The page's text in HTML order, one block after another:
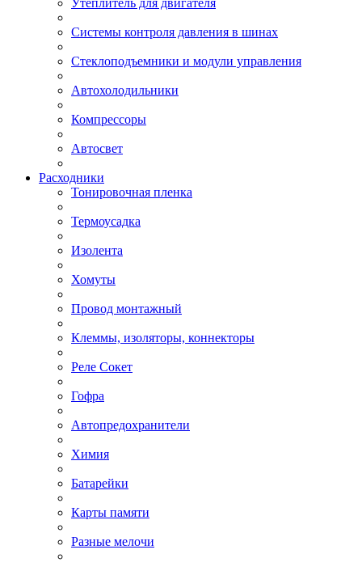
Утеплитель для двигателя
Системы контроля давления в шинах
Стеклоподъемники и модули управления
Автохолодильники
Компрессоры
Автосвет
Расходники
Тонировочная пленка
Термоусадка
Изолента
Хомуты
Провод монтажный
Клеммы, изоляторы, коннекторы
Реле Сокет
Гофра
Автопредохранители
Химия
Батарейки
Карты памяти
Разные мелочи